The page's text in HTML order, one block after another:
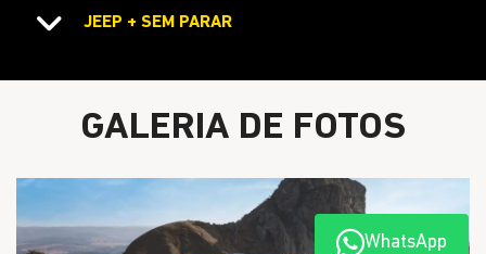
JEEP + SEM PARAR
GALERIA DE FOTOS
WhatsApp